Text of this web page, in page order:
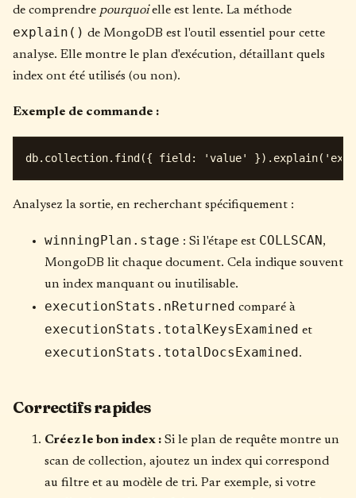
de comprendre pourquoielle est lente. La méthode
explain() de MongoDB est l'outil essentiel pour cette
analyse. Elle montre le plan d'exécution, détaillant quels
index ont été utilisés (ou non).
Exemple de commande :
Analysez la sortie, en recherchant spécifiquement :
winningPlan.stage : Si l'étape est COLLSCAN ,
MongoDB lit chaque document. Cela indique souvent
un index manquant ou inutilisable.
executionStats.nReturned comparé à
executionStats.totalKeysExamined et
executionStats.totalDocsExamined .
Correctifs rapides
Créez le bon index : Si le plan de requête montre un
scan de collection, ajoutez un index qui correspond
au filtre et au modèle de tri. Par exemple, si votre